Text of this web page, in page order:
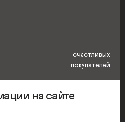
счастливых
покупателей
на сайте